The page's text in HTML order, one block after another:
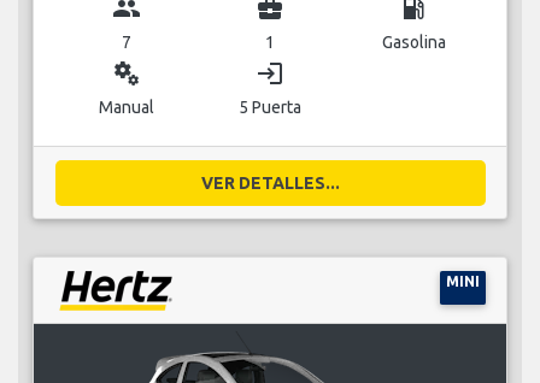
group
7
business_center
1
local_gas_station
Gasolina
miscellaneous_services
Manual
login
5 Puerta
VER DETALLES...
MINI